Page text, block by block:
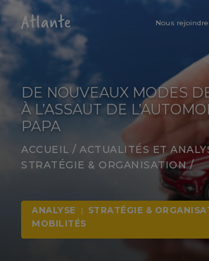
Nous rejoindre
DE NOUVEAUX MODES
À L’ASSAUT DE
PAPA
ACCUEIL / ACTUALITÉS ET
STRATÉGIE & ORGANISATION/
ANALYSE | STRATÉGIE &
MOBILITÉS